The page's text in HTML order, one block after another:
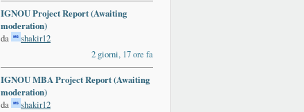
IGNOU Project Report (Awaiting
moderation)
da
shakir12
2 giorni, 17 ore fa
IGNOU MBA Project Report (Awaiting
moderation)
da
shakir12